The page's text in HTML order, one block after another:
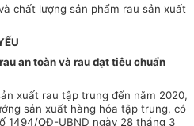
chất lượng sản phẩm rau sản xuất
an toàn và rau đạt tiêu chuẩn
xuất rau tập trung đến năm 2020,
sản xuất hàng hóa tập trung, có
1494/QĐ-UBND ngày 28 tháng 3